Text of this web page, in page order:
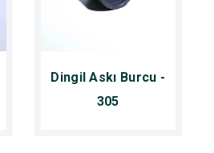
Dingil Askı Burcu -
305